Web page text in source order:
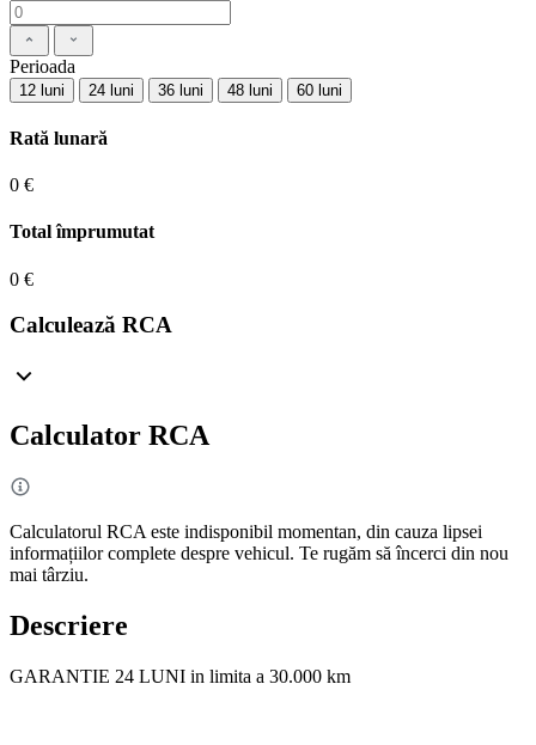
Perioada
12 luni 24 luni 36 luni 48 luni 60 luni
Rată lunară
0 €
Total împrumutat
0 €
Calculează RCA
Calculator RCA
Calculatorul RCA este indisponibil momentan, din cauza lipsei
informațiilor complete despre vehicul. Te rugăm să încerci din nou
mai târziu.
Descriere
GARANTIE 24 LUNI in limita a 30.000 km